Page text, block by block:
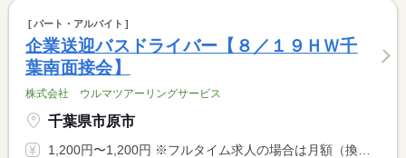
パート・アルバイト
企業送迎バスドライバー【８／１９ＨＷ千
葉南面接会】
株式会社 ウルマツアーリングサービス
千葉県市原市
1,200円〜1,200円 ※フルタイム求人の場合は月額（換算額）、パート求人の場合は時間額を表示しています。